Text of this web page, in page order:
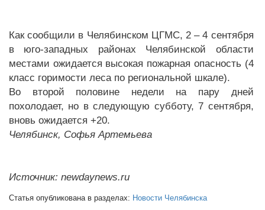
Как сообщили в Челябинском ЦГМС, 2 – 4 сентября
в юго-западных районах Челябинской области
местами ожидается высокая пожарная опасность (4
класс горимости леса по региональной шкале).
Во второй половине недели на пару дней
похолодает, но в следующую субботу, 7 сентября,
вновь ожидается +20.
Челябинск, Софья Артемьева
Источник: newdaynews.ru
Статья опубликована в разделах: Новости Челябинска